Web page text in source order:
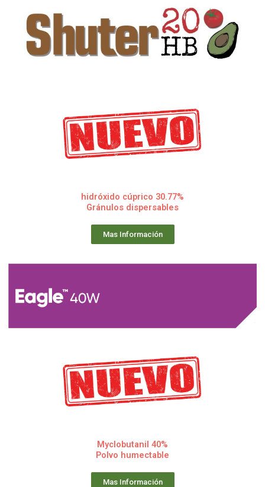
hidróxido cúprico 30.77%
Gránulos dispersables
Mas Información
Myclobutanil 40%
Polvo humectable
Mas Información